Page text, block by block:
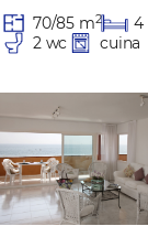
70/85 m2
4
2 wc
cuina